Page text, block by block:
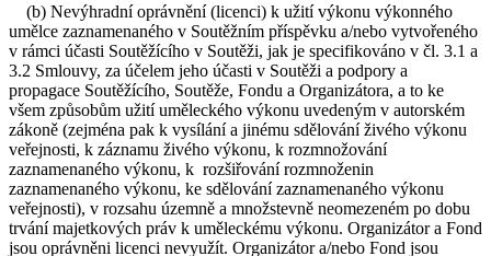
(b) Nevýhradní oprávnění (licenci) k užití výkonu výkonného
umělce zaznamenaného v Soutěžním příspěvku a/nebo vytvořeného
v rámci účasti Soutěžícího v Soutěži, jak je specifikováno v čl. 3.1 a
3.2 Smlouvy, za účelem jeho účasti v Soutěži a podpory a
propagace Soutěžícího, Soutěže, Fondu a Organizátora, a to ke
všem způsobům užití uměleckého výkonu uvedeným v autorském
zákoně (zejména pak k vysílání a jinému sdělování živého výkonu
veřejnosti, k záznamu živého výkonu, k rozmnožování
zaznamenaného výkonu, k rozšiřování rozmnoženin
zaznamenaného výkonu, ke sdělování zaznamenaného výkonu
veřejnosti), v rozsahu územně a množstevně neomezeném po dobu
trvání majetkových práv k uměleckému výkonu. Organizátor a Fond
jsou oprávněni licenci nevyužít. Organizátor a/nebo Fond jsou